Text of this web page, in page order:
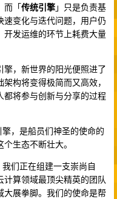
而「传统引擎」只是负责基
变化与迭代问题，用户仍
发运维的环节上耗费大量
擎，新世界的阳光便照进了
构将变得极简而又高效，
将参与创新与分享的过程
，是船员们神圣的使命的
生态不断壮大。
们正在组建一支崇尚自
算领域最顶尖精英的团队
展拳脚。我们的使命是帮